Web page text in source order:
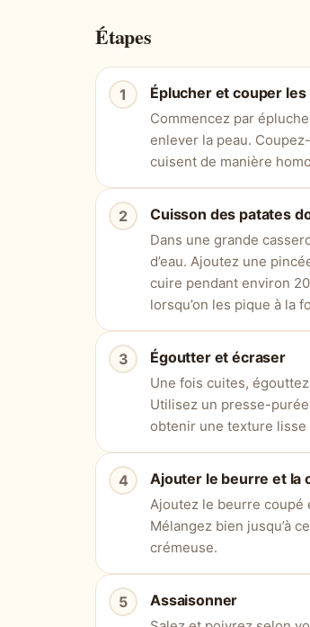
Étapes
Éplucher et couper
Commencez par
enlever la peau.
cuisent de manière
Cuisson des patates
Dans une grande
d’eau. Ajoutez une
cuire pendant environ
lorsqu’on les pique à la
Égoutter et écraser
Une fois cuites,
Utilisez un presse-
obtenir une texture lisse
Ajouter le beurre et la
Ajoutez le beurre coupé
Mélangez bien jusqu’à
crémeuse.
Assaisonner